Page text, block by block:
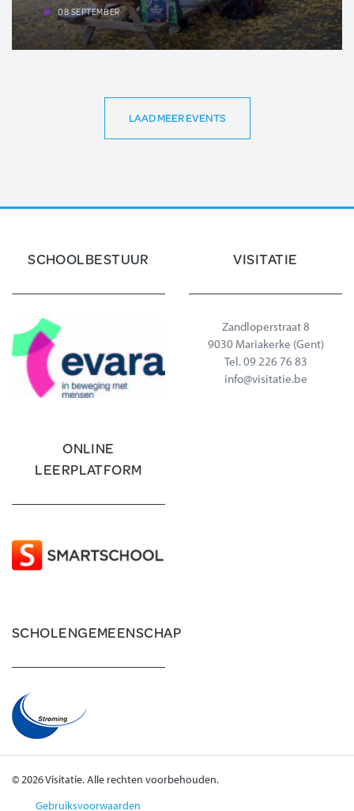
08 SEPTEMBER
LAAD MEER EVENTS
SCHOOLBESTUUR
ONLINE
LEERPLATFORM
SCHOLENGEMEENSCHAP
VISITATIE
Zandloperstraat 8
9030 Mariakerke (Gent)
Tel.09 226 76 83
info@visitatie.be
© 2026 Visitatie. Alle rechten voorbehouden.
Gebruiksvoorwaarden